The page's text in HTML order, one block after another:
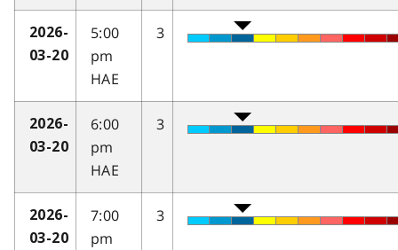
2026-
03-20
5:00
pm
HAE
3
2026-
03-20
6:00
pm
HAE
3
2026-
03-20
7:00
pm
3